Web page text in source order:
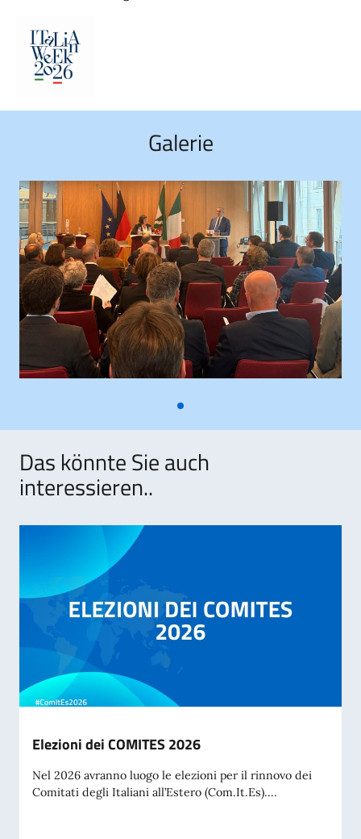
Galerie
Das könnte Sie auch
interessieren..
Elezioni dei COMITES 2026
Nel 2026 avranno luogo le elezioni per il rinnovo dei
Comitati degli Italiani all’Estero (Com.It.Es)....